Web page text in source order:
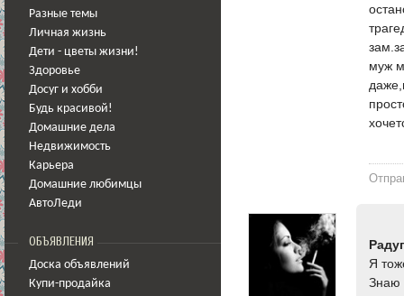
Разные темы
Личная жизнь
Дети - цветы жизни!
Здоровье
Досуг и хобби
Будь красивой!
Домашние дела
Недвижимость
Карьера
Домашние любимцы
АвтоЛеди
ОБЪЯВЛЕНИЯ
Доска объявлений
Купи-продайка
муж
Я
Знаю